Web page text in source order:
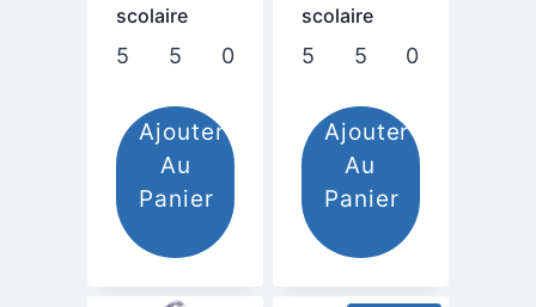
sur
la
produit
scolaire
Ajouter
Au
Panier
scolaire
Ajouter
Au
Panier